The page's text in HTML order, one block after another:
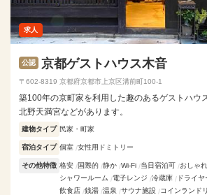
公認 京都ゲストハウス木音
〒602-8319 京都府京都市上京区溝前町100-1
築100年の京町家を利用した趣のあるゲストハウ
北野天満宮などがあります。
建物タイプ 民家・町家
宿泊タイプ 個室 女性用ドミトリー
その他特徴 格安 国際的 静か Wi-Fi 当日宿泊可 おしゃれ
シャワールーム
電子レンジ 冷蔵庫 ドライヤ
飲食店 銭湯 温泉 サウナ施設 コインランド
求人